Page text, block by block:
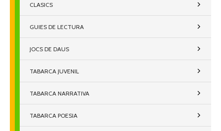
CLASICS
GUIES DE LECTURA
JOCS DE DAUS
TABARCA JUVENIL
TABARCA NARRATIVA
TABARCA POESIA